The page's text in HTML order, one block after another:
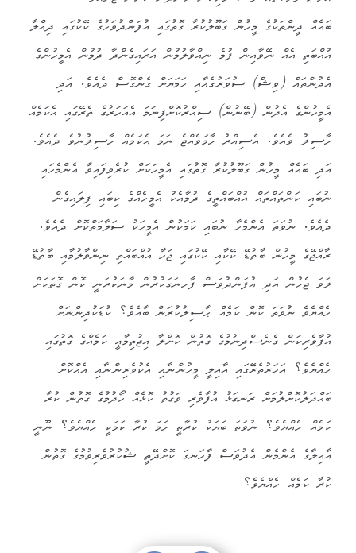
ބައެއް ދީންތަކުގެ މީހުން ގަބޫލުކުރާ ގޮތުގައި އުފަންދުވަހުގެ ކޭކުގައި ދިއްލާ
އުއްބަތި އެއް ނޭވާއިން ފުމެ ނިއްވާލުމުން އަރައިގެންދާ ދުމުން އެމީހުންގެ
އެދުންތައް (ވިޝް) ސުވަރުގެއާއި ހަމަޔަށް ގެންގޮސް ދެއެވެ. އަދި
އެމީހުންގެ އެދުން (ބޭނުން) ސިއްރުކޮށްފިނަމަ އެއަހަރުގެ ތެރޭގައި އެކަމެއް
ހާސިލު ވެއެވެ. އެސިއްރު ހާމަވެއްޖެ ނަމަ އެކަމެއް ހާސިލުނުވެ ދެއެވެ.
އަދި ބައެއް މީހުން ގަބޫލުކުރާ ގޮތުގައި އެމީހަކަށް ކުރެވިފައިވާ އެންމެހައި
ނުބައި ކަންތައްތައް އުއްބައްތީގެ ދުމާއެކު އެމީހެއްގެ ކިބައި ފިލައިގެން
ދެއެވެ. ނުވަތަ އެންމެހާ ނުބައި ކަމަކުން އެމީހަކު ސަލާމަތްކޮށް ދެއެވެ.
ރާއްޖޭގެ މީހުން ބާތުޑޭ ކޭކާއި ކޭކުގައި ޖަހާ އުއްބައްތި ނިންވާލުމާއި ބާތުޑޭ
ލަވަ ޖެހުން އަދި އުފަންދުވަސް ފާހނަގަކުރުން މާނަކުރަނީ ކޮން ގޮތަކަށް
ހެއްޔެވެ ނުވަތަ ކޮން ކަމެއް ޙާސިލުކުރަން ބާއެވެ؟ ކުޑަކުދިންނަށް
އުފާވެރިކަން ގެނެސްދިނުމުގެ ގޮތުން ކޮށްލާ އިޖުތިމާޢީ ކަމެއްގެ ގޮތުގައި
ހެއްޔެވެ؟ އަހަރުތެރޭގައި އާއިލީ މީހުންނާއި އެކުވެރިންނާއި އެއްކޮށް
ބައްދަލުކޮށްލުމަށް ރަނގަޅު އުފާވެރި ވަގުތު ކޮޅެއް ހޯދުމުގެ ގޮތުން ކުރާ
ކަމެއް ހެއްޔެވެ؟ ނުވަތަ ބަޔަކު ކުރާތީ ހަމަ ކުރާ ކަމަކީ ހެއްޔެވެ؟ ނޫނީ
އާއިލާގެ އެންމެން އެދުވަސް ފާހަނގަ ކޮށްދޭތީ ޝުކުރުވެރިވުމުގެ ގޮތުން
ކުރާ ކަމެއް ހެއްޔެވެ؟